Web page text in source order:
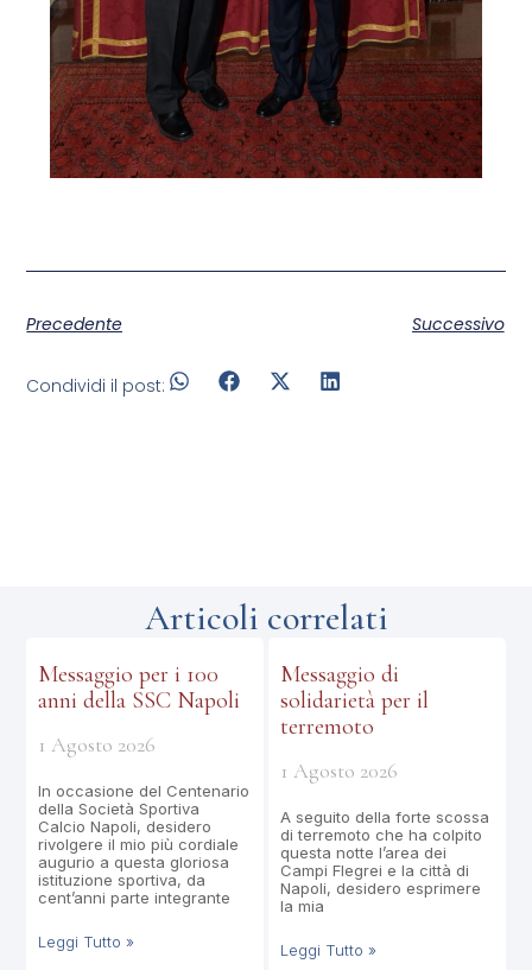
Precedente Successivo
Condividi il post:
Articoli correlati
Messaggio per i 100
anni della SSC Napoli
1 Agosto 2026
In occasione del Centenario
della Società Sportiva
Calcio Napoli, desidero
rivolgere il mio più cordiale
augurio a questa gloriosa
istituzione sportiva, da
cent’anni parte integrante
Leggi Tutto »
Messaggio di
solidarietà per il
terremoto
1 Agosto 2026
A seguito della forte scossa
di terremoto che ha colpito
questa notte l’area dei
Campi Flegrei e la città di
Napoli, desidero esprimere
la mia
Leggi Tutto »